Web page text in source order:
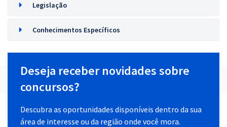
Legislação
Conhecimentos Específicos
Deseja receber novidades sobre
concursos?
Descubra as oportunidades disponíveis dentro da sua
área de interesse ou da região onde você mora.